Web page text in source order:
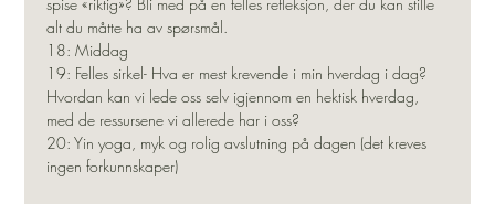
alt du måtte ha av spørsmål.
18: Middag
19: Felles sirkel- Hva er mest krevende i min hverdag i dag?
Hvordan kan vi lede oss selv igjennom en hektisk hverdag,
med de ressursene vi allerede har i oss?
20: Yin yoga, myk og rolig avslutning på dagen (det kreves
ingen forkunnskaper)